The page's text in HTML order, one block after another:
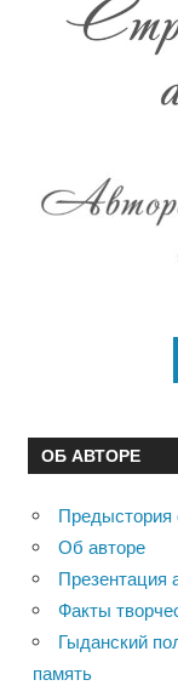
ОБ АВТОРЕ
Предыстория
Об авторе
Презентация
Факты
Гыданский
память